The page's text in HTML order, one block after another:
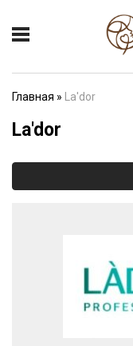
Главная » La'dor
La'dor